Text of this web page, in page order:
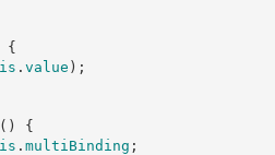
{
. value ) ;
( )
{
. multiBinding ;